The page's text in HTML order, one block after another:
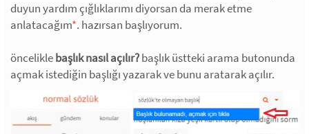
duyun yardım çığlıklarımı diyorsan da merak etme
anlatacağım*. hazırsan başlıyorum.
önceliklebaşlık nasıl açılır?başlık üstteki arama butonunda
açmak istediğin başlığı yazarak ve bunu aratarak açılır.